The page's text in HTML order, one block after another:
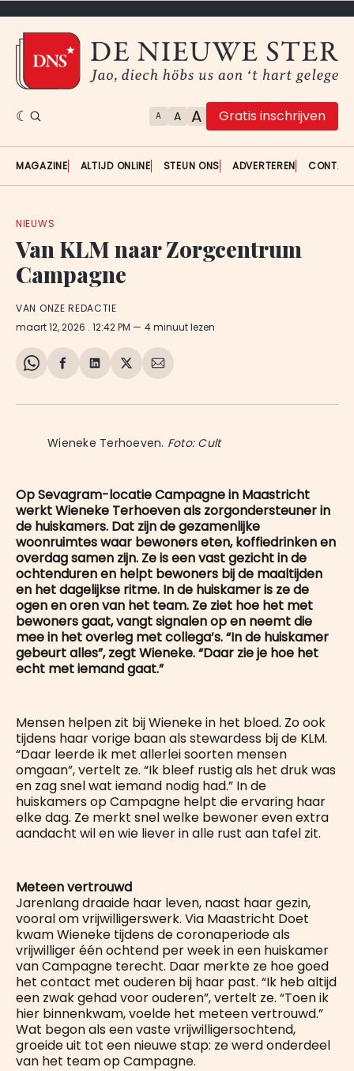
A A A Gratis inschrijven
MAGAZINE ALTIJD ONLINE STEUN ONS ADVERTEREN
NIEUWS
Van KLM naar Zorgcentrum
Campagne
VAN ONZE REDACTIE
maart 12, 2026 . 12:42 PM 4 minuut lezen
Share
WhatsApp
Delen
Facebook
Delen
LinkedIn
Share
X
Deel
E-
Wieneke Terhoeven. Foto: Cult
Op Sevagram-locatie Campagne in Maastricht
werkt Wieneke Terhoeven als zorgondersteuner in
de huiskamers. Dat zijn de gezamenlijke
woonruimtes waar bewoners eten, koffiedrinken en
overdag samen zijn. Ze is een vast gezicht in de
ochtenduren en helpt bewoners bij de maaltijden
en het dagelijkse ritme. In de huiskamer is ze de
ogen en oren van het team. Ze ziet hoe het met
bewoners gaat, vangt signalen op en neemt die
mee in het overleg met collega’s. “In de huiskamer
gebeurt alles”, zegt Wieneke. “Daar zie je hoe het
echt met iemand gaat.”
Mensen helpen zit bij Wieneke in het bloed. Zo ook
tijdens haar vorige baan als stewardess bij de KLM.
“Daar leerde ik met allerlei soorten mensen
omgaan”, vertelt ze. “Ik bleef rustig als het druk was
en zag snel wat iemand nodig had.” In de
huiskamers op Campagne helpt die ervaring haar
elke dag. Ze merkt snel welke bewoner even extra
aandacht wil en wie liever in alle rust aan tafel zit.
Meteen vertrouwd
Jarenlang draaide haar leven, naast haar gezin,
vooral om vrijwilligerswerk. Via Maastricht Doet
kwam Wieneke tijdens de coronaperiode als
vrijwilliger één ochtend per week in een huiskamer
van Campagne terecht. Daar merkte ze hoe goed
het contact met ouderen bij haar past. “Ik heb altijd
een zwak gehad voor ouderen”, vertelt ze. “Toen ik
hier binnenkwam, voelde het meteen vertrouwd.”
Wat begon als een vaste vrijwilligersochtend,
groeide uit tot een nieuwe stap: ze werd onderdeel
van het team op Campagne.